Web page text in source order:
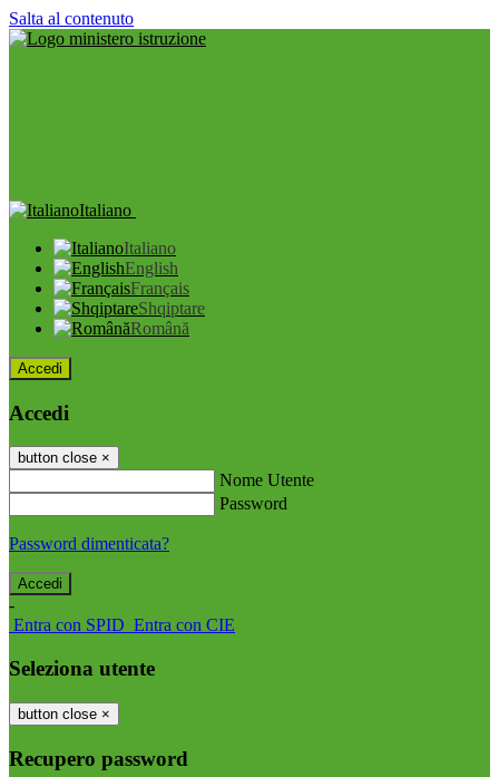
Salta al contenuto
Italiano
Italiano
English
Français
Shqiptare
Română
Accedi
Accedi
button close ×
Nome Utente
Password
Password dimenticata?
-
Entra con SPID Entra con CIE
Seleziona utente
button close ×
Recupero password